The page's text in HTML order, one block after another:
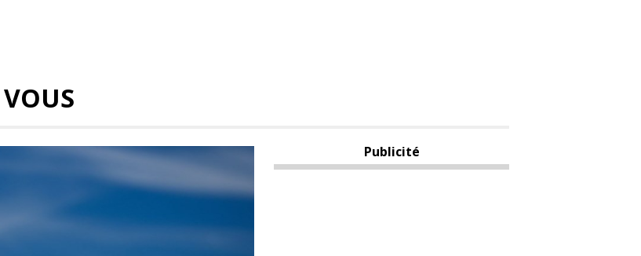
Publicité